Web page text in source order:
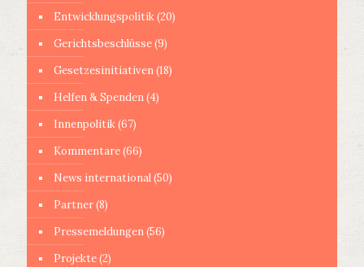
Entwicklungspolitik(20)
Gerichtsbeschlüsse(9)
Gesetzesinitiativen(18)
Helfen & Spenden(4)
Innenpolitik(67)
Kommentare(66)
News international(50)
Partner(8)
Pressemeldungen(56)
Projekte(2)